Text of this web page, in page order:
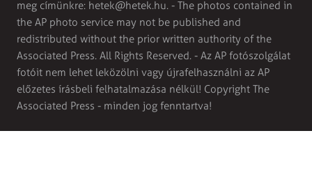
meg címünkre: hetek@hetek.hu. - The photos contained in
the AP photo service may not be published and
redistributed without the prior written authority of the
Associated Press. All Rights Reserved. - Az AP fotószolgálat
fotóit nem lehet leközölni vagy újrafelhasználni az AP
előzetes írásbeli felhatalmazása nélkül! Copyright The
Associated Press - minden jog fenntartva!